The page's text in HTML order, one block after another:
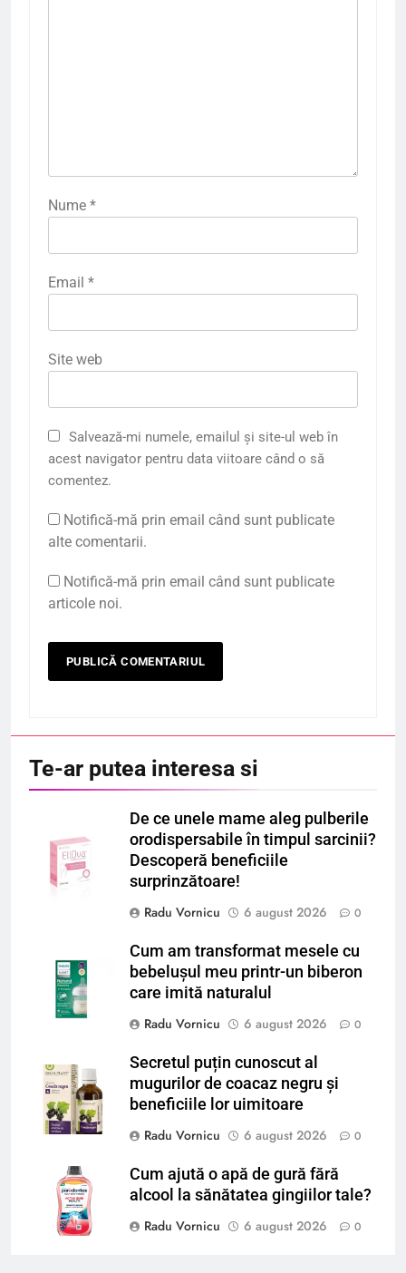
Nume *
Email *
Site web
Salvează-mi numele, emailul și site-ul web în
acest navigator pentru data viitoare când o să
comentez.
Notifică-mă prin email când sunt publicate
alte comentarii.
Notifică-mă prin email când sunt publicate
articole noi.
Te-ar putea interesa si
De ce unele mame aleg pulberile
orodispersabile în timpul sarcinii?
Descoperă beneficiile
surprinzătoare!
Radu Vornicu
6 august 2026 0
Cum am transformat mesele cu
bebelușul meu printr-un biberon
care imită naturalul
Radu Vornicu
6 august 2026 0
Secretul puțin cunoscut al
mugurilor de coacaz negru și
beneficiile lor uimitoare
Radu Vornicu
6 august 2026 0
Cum ajută o apă de gură fără
alcool la sănătatea gingiilor tale?
Radu Vornicu
6 august 2026 0